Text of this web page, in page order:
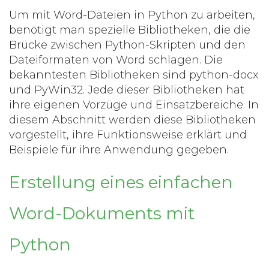
Um mit Word-Dateien in Python zu arbeiten,
benötigt man spezielle Bibliotheken, die die
Brücke zwischen Python-Skripten und den
Dateiformaten von Word schlagen. Die
bekanntesten Bibliotheken sind python-docx
und PyWin32. Jede dieser Bibliotheken hat
ihre eigenen Vorzüge und Einsatzbereiche. In
diesem Abschnitt werden diese Bibliotheken
vorgestellt, ihre Funktionsweise erklärt und
Beispiele für ihre Anwendung gegeben.
Erstellung eines einfachen
Word-Dokuments mit
Python